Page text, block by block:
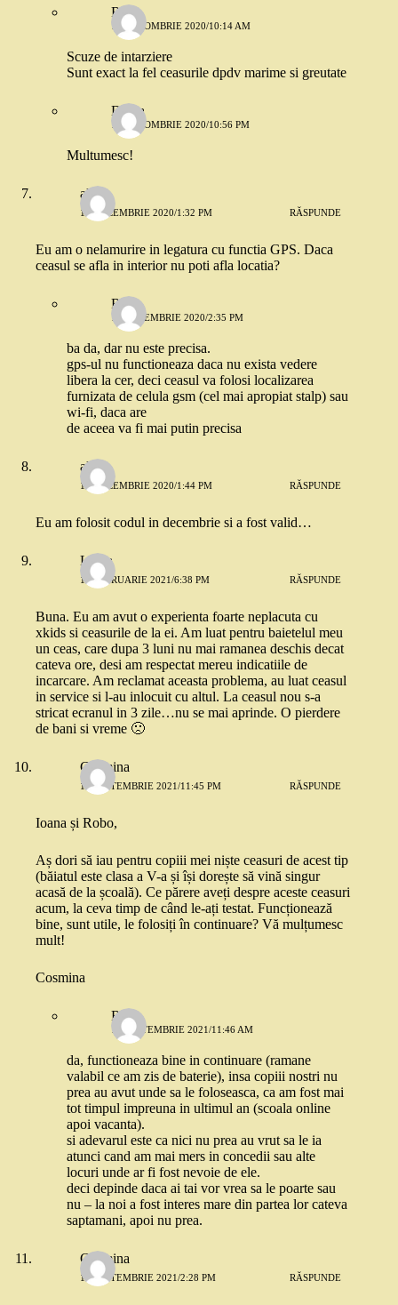
Robo
11 OCTOMBRIE 2020/10:14 AM
Scuze de intarziere
Sunt exact la fel ceasurile dpdv marime si greutate
Diana
17 OCTOMBRIE 2020/10:56 PM
Multumesc!
alice
16 DECEMBRIE 2020/1:32 PM RĂSPUNDE
Eu am o nelamurire in legatura cu functia GPS. Daca
ceasul se afla in interior nu poti afla locatia?
Robo
16 DECEMBRIE 2020/2:35 PM
ba da, dar nu este precisa.
gps-ul nu functioneaza daca nu exista vedere
libera la cer, deci ceasul va folosi localizarea
furnizata de celula gsm (cel mai apropiat stalp) sau
wi-fi, daca are
de aceea va fi mai putin precisa
alice
16 DECEMBRIE 2020/1:44 PM RĂSPUNDE
Eu am folosit codul in decembrie si a fost valid…
Laura
11 FEBRUARIE 2021/6:38 PM RĂSPUNDE
Buna. Eu am avut o experienta foarte neplacuta cu
xkids si ceasurile de la ei. Am luat pentru baietelul meu
un ceas, care dupa 3 luni nu mai ramanea deschis decat
cateva ore, desi am respectat mereu indicatiile de
incarcare. Am reclamat aceasta problema, au luat ceasul
in service si l-au inlocuit cu altul. La ceasul nou s-a
stricat ecranul in 3 zile…nu se mai aprinde. O pierdere
de bani si vreme 🙁
Cosmina
15 SEPTEMBRIE 2021/11:45 PM RĂSPUNDE
Ioana și Robo,
Aș dori să iau pentru copiii mei niște ceasuri de acest tip
(băiatul este clasa a V-a și își dorește să vină singur
acasă de la școală). Ce părere aveți despre aceste ceasuri
acum, la ceva timp de când le-ați testat. Funcționează
bine, sunt utile, le folosiți în continuare? Vă mulțumesc
mult!
Cosmina
Robo
16 SEPTEMBRIE 2021/11:46 AM
da, functioneaza bine in continuare (ramane
valabil ce am zis de baterie), insa copiii nostri nu
prea au avut unde sa le foloseasca, ca am fost mai
tot timpul impreuna in ultimul an (scoala online
apoi vacanta).
si adevarul este ca nici nu prea au vrut sa le ia
atunci cand am mai mers in concedii sau alte
locuri unde ar fi fost nevoie de ele.
deci depinde daca ai tai vor vrea sa le poarte sau
nu – la noi a fost interes mare din partea lor cateva
saptamani, apoi nu prea.
Cosmina
16 SEPTEMBRIE 2021/2:28 PM RĂSPUNDE